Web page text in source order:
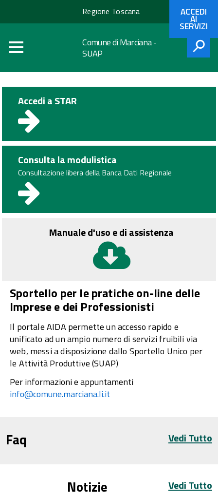
Regione Toscana ACCEDI
AI
SERVIZI
Comune di Marciana -
SUAP
Accedi a STAR
Consulta la modulistica
Consultazione libera della Banca Dati Regionale
Manuale d'uso e di assistenza
Sportello per le pratiche on-line delle
Imprese e dei Professionisti
Il portale AIDA permette un accesso rapido e
unificato ad un ampio numero di servizi fruibili via
web, messi a disposizione dallo Sportello Unico per
le Attività Produttive (SUAP)
Per informazioni e appuntamenti
info@comune.marciana.li.it
Faq Vedi Tutto
Notizie Vedi Tutto